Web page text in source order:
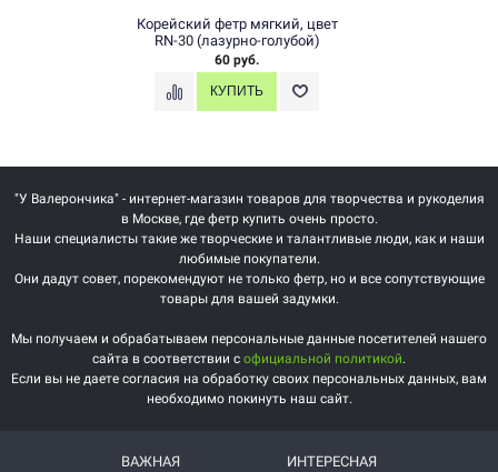
Корейский фетр мягкий, цвет
RN-30 (лазурно-голубой)
60 руб.
"У Валерончика" - интернет-магазин товаров для творчества и рукоделия
в Москве, где фетр купить очень просто.
Наши специалисты такие же творческие и талантливые люди, как и наши
любимые покупатели.
Они дадут совет, порекомендуют не только фетр, но и все сопутствующие
товары для вашей задумки.
Мы получаем и обрабатываем персональные данные посетителей нашего
сайта в соответствии с официальной политикой.
Если вы не даете согласия на обработку своих персональных данных, вам
необходимо покинуть наш сайт.
ВАЖНАЯ
ИНТЕРЕСНАЯ